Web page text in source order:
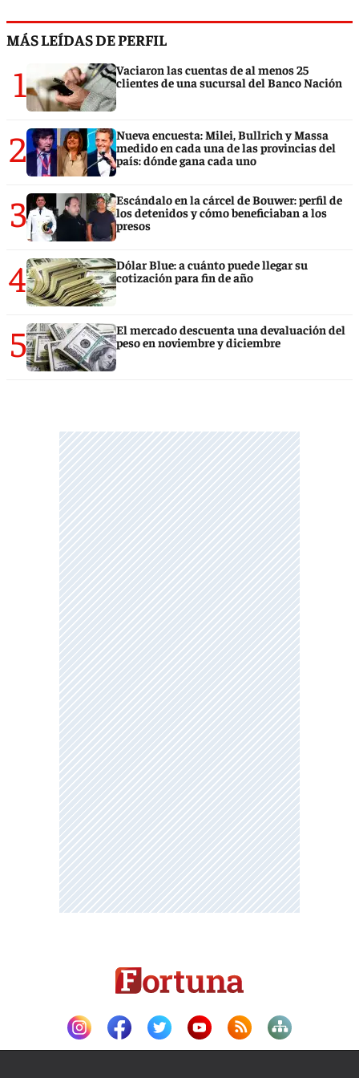
MÁS LEÍDAS DE PERFIL
1
Vaciaron las cuentas de al menos 25
clientes de una sucursal del Banco Nación
2
Nueva encuesta: Milei, Bullrich y Massa
medido en cada una de las provincias del
país: dónde gana cada uno
3
Escándalo en la cárcel de Bouwer: perfil de
los detenidos y cómo beneficiaban a los
presos
4
Dólar Blue: a cuánto puede llegar su
cotización para fin de año
5
El mercado descuenta una devaluación del
peso en noviembre y diciembre